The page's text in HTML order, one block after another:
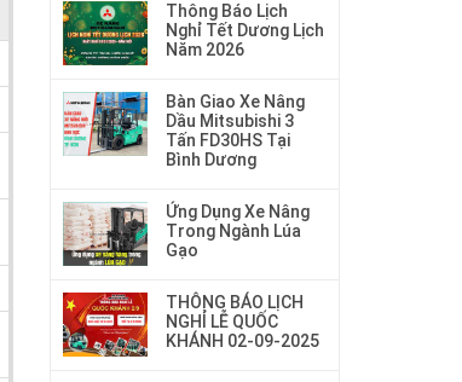
Thông Báo Lịch
Nghỉ Tết Dương Lịch
Năm 2026
Bàn Giao Xe Nâng
Dầu Mitsubishi 3
Tấn FD30HS Tại
Bình Dương
Ứng Dụng Xe Nâng
Trong Ngành Lúa
Gạo
THÔNG BÁO LỊCH
NGHỈ LỄ QUỐC
KHÁNH 02-09-2025